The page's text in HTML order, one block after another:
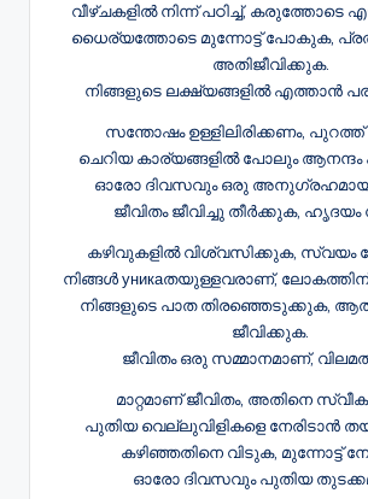
വീഴ്ചകളിൽ നിന്ന് പഠിച്ച്, കരുത്തോടെ
ധൈര്യത്തോടെ മുന്നോട്ട് പോകുക,
അതിജീവിക്കുക.
നിങ്ങളുടെ ലക്ഷ്യങ്ങളിൽ എത്താൻ
സന്തോഷം ഉള്ളിലിരിക്കണം,
ചെറിയ കാര്യങ്ങളിൽ പോലും
ഓരോ ദിവസവും ഒരു
ജീവിതം ജീവിച്ചു തീർക്കുക,
കഴിവുകളിൽ വിശ്വസിക്കുക, സ്വയം
നിങ്ങൾ уникаതയുള്ളവരാണ്,
നിങ്ങളുടെ പാത തിരഞ്ഞെടുക്കുക,
ജീവിക്കുക.
ജീവിതം ഒരു സമ്മാനമാണ്,
മാറ്റമാണ് ജീവിതം, അതിനെ
പുതിയ വെല്ലുവിളികളെ നേരിടാൻ
കഴിഞ്ഞതിനെ വിടുക, മുന്നോട്ട്
ഓരോ ദിവസവും പുതിയ